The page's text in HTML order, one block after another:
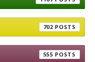
702
555